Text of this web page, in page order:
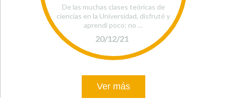
20/12/21
De las muchas clases teóricas de
ciencias en la Universidad, disfruté y
aprendí poco: no …
Ver más